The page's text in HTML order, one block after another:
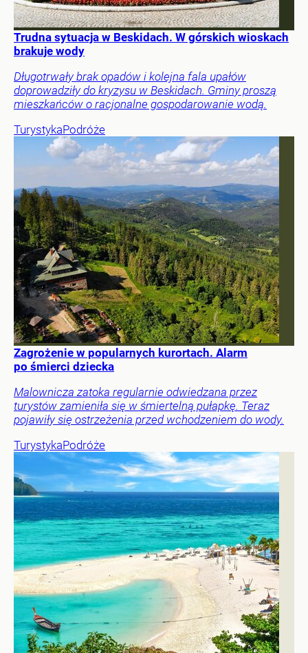
Trudna sytuacja w Beskidach. W górskich wioskach
brakuje wody
Długotrwały brak opadów i kolejna fala upałów
doprowadziły do kryzysu w Beskidach. Gminy proszą
mieszkańców o racjonalne gospodarowanie wodą.
TurystykaPodróże
Zagrożenie w popularnych kurortach. Alarm
po śmierci dziecka
Malownicza zatoka regularnie odwiedzana przez
turystów zamieniła się w śmiertelną pułapkę. Teraz
pojawiły się ostrzeżenia przed wchodzeniem do wody.
TurystykaPodróże